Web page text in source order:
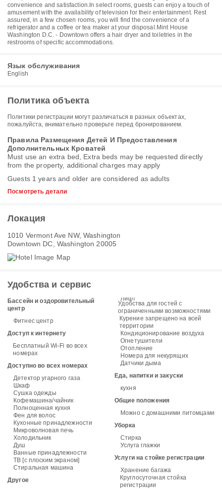
convenience and satisfaction.In select rooms, guests can enjoy a touch of
amusement with the availability of television for their entertainment. Rest
assured, in a few chosen rooms, you will find the convenience of a
refrigerator and a coffee or tea maker at your disposal.Mint House
Washington D.C. - Downtown offers a hair dryer and toiletries in the
restrooms of specific accommodations.
Язык обслуживания
English
Политика объекта
Политики регистрации могут различаться в разных объектах,
пожалуйста, внимательно проверьте перед бронированием.
Правила Размещения Детей И Предоставления
Дополнительных Кроватей
Must use an extra bed, Extra beds may be requested directly
from the property, additional charges may apply
Guests 1 years and older are considered as adults
Посмотреть детали
Локация
1010 Vermont Ave NW, Washington
Downtown DC, Washington 20005
Удобства и сервис
Бассейн и оздоровительный
центр
Фитнес центр
Доступ к интернету
Бесплатный Wi-Fi во всех
номерах
Доступно во всех номерах
Детектор угарного газа
Шкаф
Сушка одежды
Кофемашина/чайник
Полноценная кухня
Фен для волос
Кухонные принадлежности
Микроволновая печь
Холодильник
Душ
Ванные принадлежности
ТВ [с плоским экраном]
Стиральная машина
Другое
Лифт
Удобства для гостей с
ограниченными возможностями
Курение запрещено на всей
территории
Кондиционирование воздуха
Огнетушители
Отопление
Номера для некурящих
Датчики дыма
Еда, напитки и закуски
кухня
Общие положения
Можно с домашними питомцами
Уборка
Стирка
Услуга глажки
Услуги на стойке регистрации
Хранение багажа
Круглосуточная стойка
регистрации